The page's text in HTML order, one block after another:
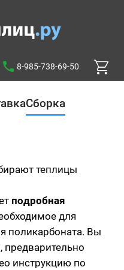
8-985-738-69-50
Сборка
теплицы
подробная
для
поликарбоната. Вы
предварительно
инструкцию по